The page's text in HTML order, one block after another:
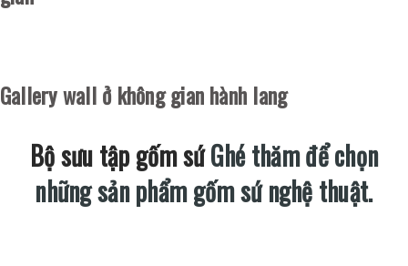
Gallery wall ở không gian hành lang
Bộ sưu tập gốm sứGhé thăm để chọn
những sản phẩm gốm sứ nghệ thuật.